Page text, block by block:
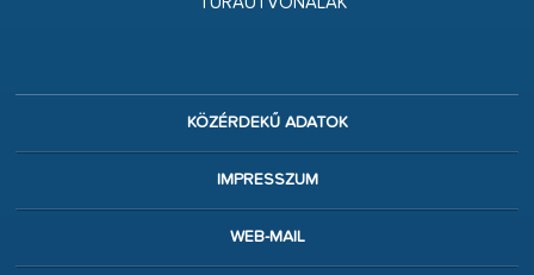
KÖZÉRDEKŰ ADATOK
IMPRESSZUM
WEB-MAIL